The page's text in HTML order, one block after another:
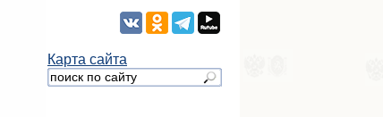
Карта сайта